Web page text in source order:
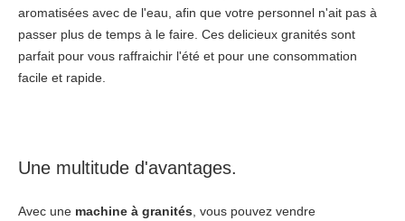
aromatisées avec de l'eau, afin que votre personnel n'ait pas à
passer plus de temps à le faire. Ces delicieux granités sont
parfait pour vous raffraichir l'été et pour une consommation
facile et rapide.
Une multitude d'avantages.
Avec une machine à granités, vous pouvez vendre